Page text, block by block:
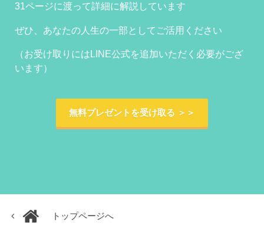
31ページに渡って詳細に解説しています
ぜひ、あなたの人生の一部としてご活用ください
（お受け取りにはLINE公式を追加いただく必要がござ
います）
無料プレゼントを受け取る ＞＞
トップページへ